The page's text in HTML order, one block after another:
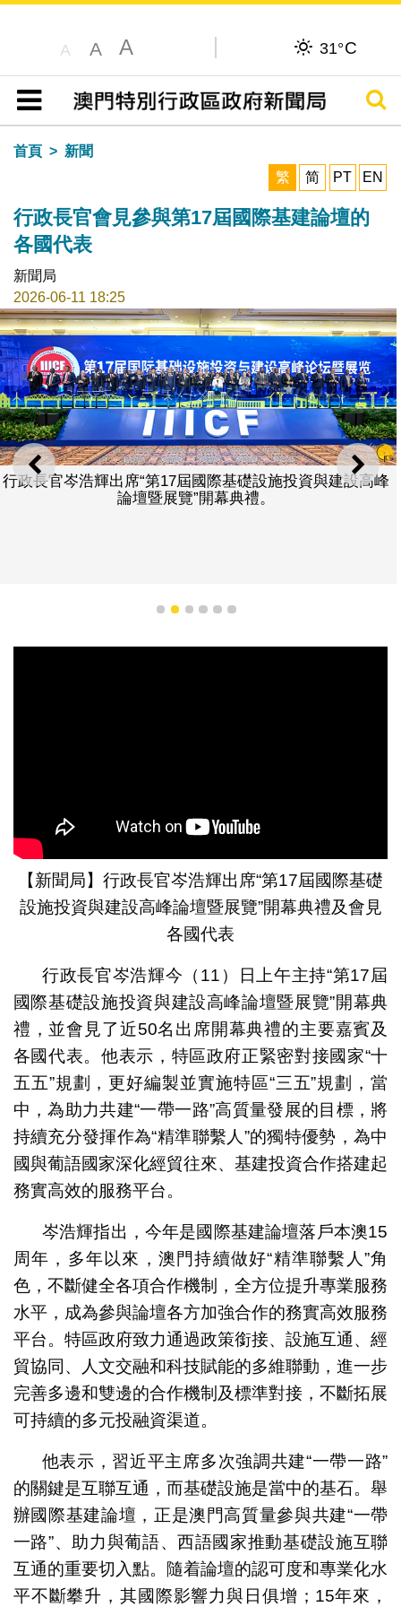
A A A 31°C
目錄
搜尋
首頁
新聞
繁
简 PT EN
行政長官會見參與第17屆國際基建論壇的
各國代表
新聞局
2026-06-11 18:25
上一則 下一
行政長官岑浩輝出席“第17屆國際基礎設施投資與建設高峰
論壇暨展覽”開幕典禮。
1 2 3 4 5 6
【新聞局】行政長官岑浩輝出席“第17屆國際基礎
設施投資與建設高峰論壇暨展覽”開幕典禮及會見
各國代表
行政長官岑浩輝今（11）日上午主持“第17屆
國際基礎設施投資與建設高峰論壇暨展覽”開幕典
禮，並會見了近50名出席開幕典禮的主要嘉賓及
各國代表。他表示，特區政府正緊密對接國家“十
五五”規劃，更好編製並實施特區“三五”規劃，當
中，為助力共建“一帶一路”高質量發展的目標，將
持續充分發揮作為“精準聯繫人”的獨特優勢，為中
國與葡語國家深化經貿往來、基建投資合作搭建起
務實高效的服務平台。
岑浩輝指出，今年是國際基建論壇落戶本澳15
周年，多年以來，澳門持續做好“精準聯繫人”角
色，不斷健全各項合作機制，全方位提升專業服務
水平，成為參與論壇各方加強合作的務實高效服務
平台。特區政府致力通過政策銜接、設施互通、經
貿協同、人文交融和科技賦能的多維聯動，進一步
完善多邊和雙邊的合作機制及標準對接，不斷拓展
可持續的多元投融資渠道。
他表示，習近平主席多次強調共建“一帶一路”
的關鍵是互聯互通，而基礎設施是當中的基石。舉
辦國際基建論壇，正是澳門高質量參與共建“一帶
一路”、助力與葡語、西語國家推動基礎設施互聯
互通的重要切入點。隨着論壇的認可度和專業化水
平不斷攀升，其國際影響力與日俱增；15年來，